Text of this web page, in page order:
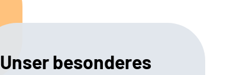
Unser besonderes